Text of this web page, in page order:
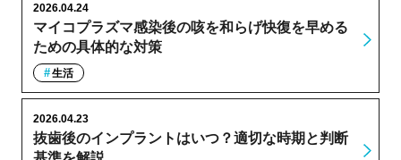
マイコプラズマ感染後の咳を和らげ快復を早める
ための具体的な対策
2026.04.24
生活
抜歯後のインプラントはいつ？適切な時期と判断
2026.04.23